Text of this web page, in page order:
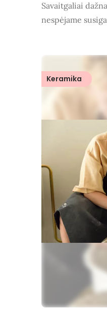
Savaitgaliai
nespėjame
Keramika